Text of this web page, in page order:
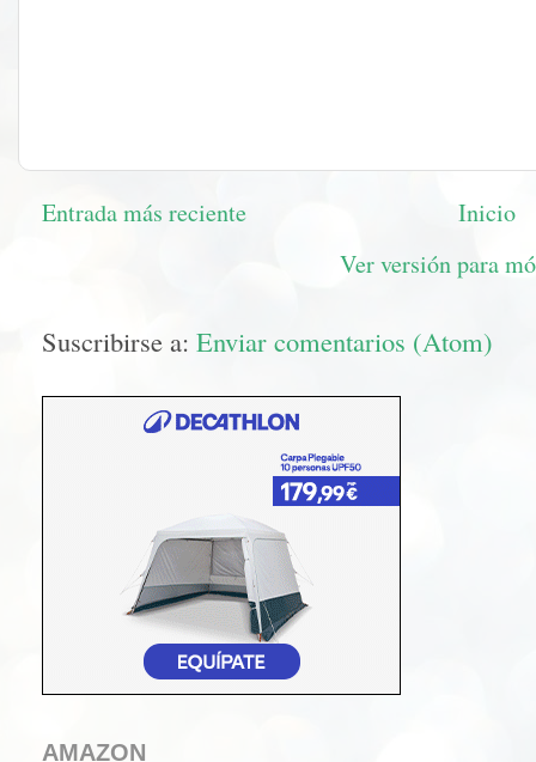
Entrada más reciente
Inicio
Ver versión para
Suscribirse a: Enviar comentarios (Atom)
AMAZON